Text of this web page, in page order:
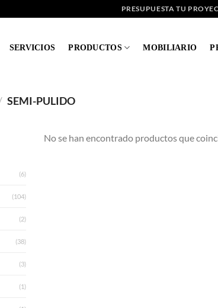
PRESUPUESTA TU
SERVICIOS PRODUCTOS MOBILIARIO
SEMI-PULIDO
(6)
(104)
(2)
(38)
(3)
(1)
No se han encontrado productos que